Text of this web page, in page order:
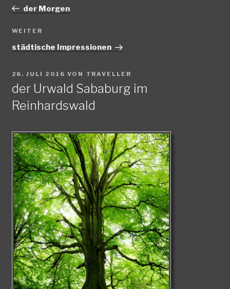
Beitrag
der Morgen
Nächster
Beitrag
WEITER
städtische Impressionen
VERÖFFENTLICHT
AM
26. JULI 2016 VON TRAVELLER
der Urwald Sababurg im
Reinhardswald